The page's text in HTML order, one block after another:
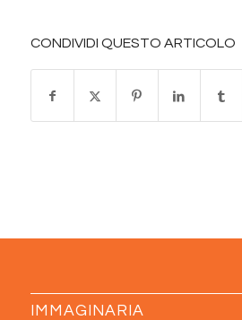
CONDIVIDI QUESTO ARTICOLO
IMMAGINARIA